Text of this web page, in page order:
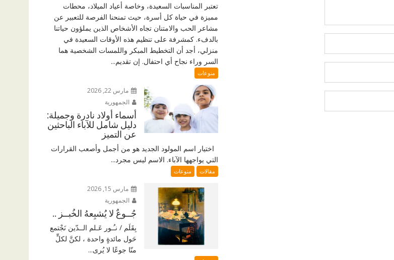
تعتبر المناسبات السعيدة، وخاصة أعياد الميلاد، محطات
مميزة في حياة كل أسرة، حيث تمنحنا الفرصة للتعبير عن
مشاعر الحب والامتنان تجاه الأشخاص الذين يملؤون حياتنا
بالدفء. كمشرفة على تنظيم هذه الأوقات السعيدة في
منزلي، أجد أن التخطيط المبكر واللمسات الشخصية هما
السر وراء نجاح أي احتفال. إن تقديم...
منوعات
مارس 22, 2026
الجمهورية
أسماء أولاد نادرة وجميلة:
دليل شامل للآباء الباحثين
عن التميز
اختيار اسم المولود الجديد هو من أجمل وأصعب القرارات
التي يواجهها الآباء. الاسم ليس مجرد...
مقالات منوعات
مارس 15, 2026
الجمهورية
جُــوعٌ لا يُشبِعهُ الخُبــز ..
بِقَلَم / نـُـور عَـلم الــدّين نَجْتمع
حَول مائدةٍ واحدة ، لكنَّ لكلٍّ
منّا جوعًا لا يُرى...